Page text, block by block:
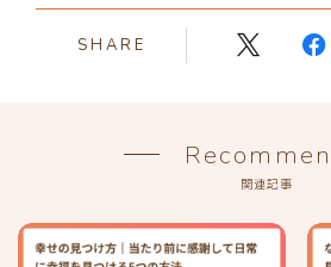
SHARE
関連記事